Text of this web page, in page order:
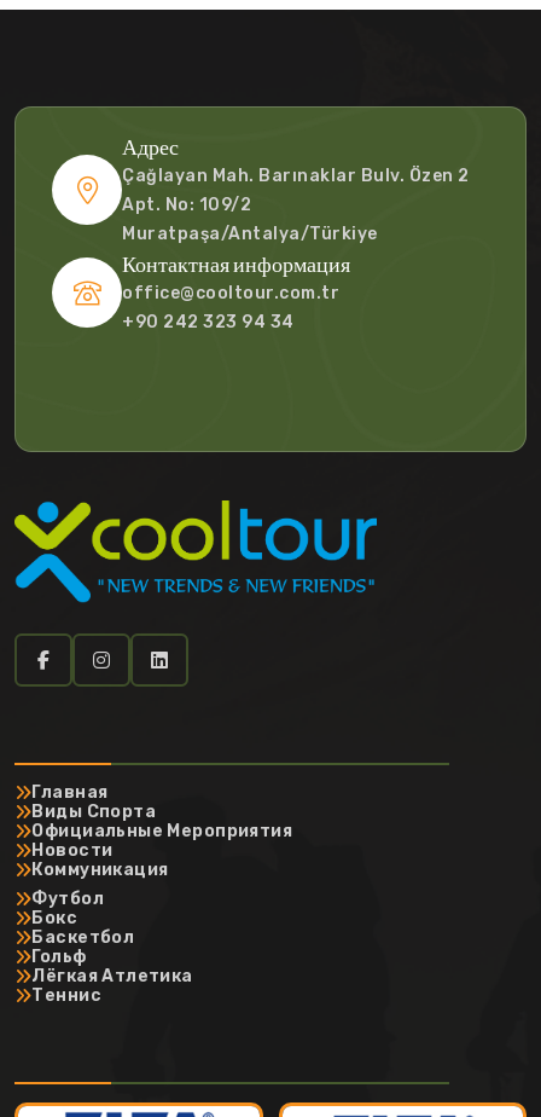
Адрес
Çağlayan Mah. Barınaklar Bulv. Özen 2
Apt. No: 109/2
Muratpaşa/Antalya/Türkiye
Контактная информация
office@cooltour.com.tr
+90 242 323 94 34
Главная
Виды Спорта
Официальные Мероприятия
Новости
Коммуникация
Футбол
Бокс
Баскетбол
Гольф
Лёгкая Атлетика
Теннис